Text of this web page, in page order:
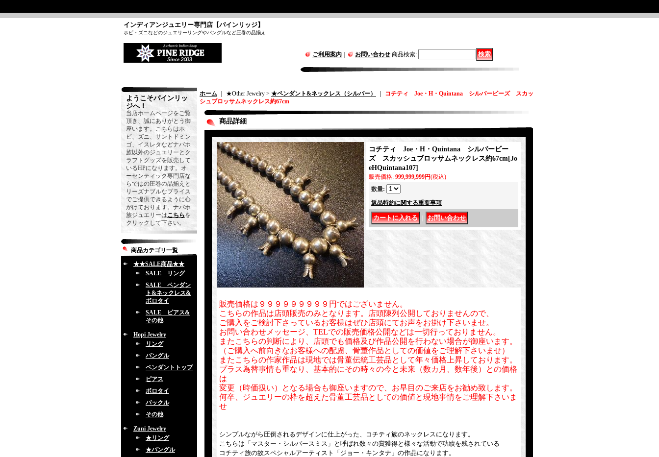
インディアンジュエリー専門店【パインリッジ】
ホピ・ズニなどのジュエリーリングやバングルなど圧巻の品揃え
ご利用案内 お問い合わせ 商品検索:
ようこそパインリッ
ジへ！
当店ホームページをご覧
頂き、誠にありがとう御
座います。こちらはホ
ピ、ズニ、サントドミン
ゴ、イスレタなどナバホ
族以外のジュエリーとク
ラフトグッズを販売して
いるHPになります。オ
ーセンティック専門店な
らではの圧巻の品揃えと
リーズナブルなプライス
でご提供できるように心
がけております。ナバホ
族ジュエリーはこちらを
クリックして下さい。
商品カテゴリ一覧
★★SALE商品★★
SALE リング
SALE ペンダン
ト&ネックレス&
ボロタイ
SALE ピアス&
その他
Hopi Jewelry
リング
バングル
ペンダントトップ
ピアス
ボロタイ
バックル
その他
Zuni Jewelry
★リング
★バングル
ホーム ｜ ★Other Jewelry > ★ペンダント&ネックレス（シルバー）
コチティ Joe・H・Quintana シルバービーズ スカッ
シュブロッサムネックレス約67cm
商品詳細
コチティ Joe・H・Quintana シルバービー
ズ スカッシュブロッサムネックレス約67cm[Jo
eHQuintana107]
販売価格: 999,999,999円(税込)
数量:
返品特約に関する重要事項
販売価格は９９９９９９９９９円ではございません。
こちらの作品は店頭販売のみとなります。店頭陳列公開しておりませんので、
ご購入をご検討下さっているお客様はぜひ店頭にてお声をお掛け下さいませ。
お問い合わせメッセージ、TELでの販売価格公開などは一切行っておりません。
またこちらの判断により、店頭でも価格及び作品公開を行わない場合が御座います。
（ご購入へ前向きなお客様への配慮、骨董作品としての価値をご理解下さいませ）
またこちらの作家作品は現地では骨董伝統工芸品として年々価格上昇しております。
プラス為替事情も重なり、基本的にその時々の今と未来（数カ月、数年後）との価格
は
変更（時価扱い）となる場合も御座いますので、お早目のご来店をお勧め致します。
何卒、ジュエリーの枠を超えた骨董工芸品としての価値と現地事情をご理解下さいま
せ
シンプルながら圧倒されるデザインに仕上がった、コチティ族のネックレスになります。
こちらは「マスター・シルバースミス」と呼ばれ数々の賞獲得と様々な活動で功績を残されている
コチティ族の故スペシャルアーティスト「ジョー・キンタナ」の作品になります。